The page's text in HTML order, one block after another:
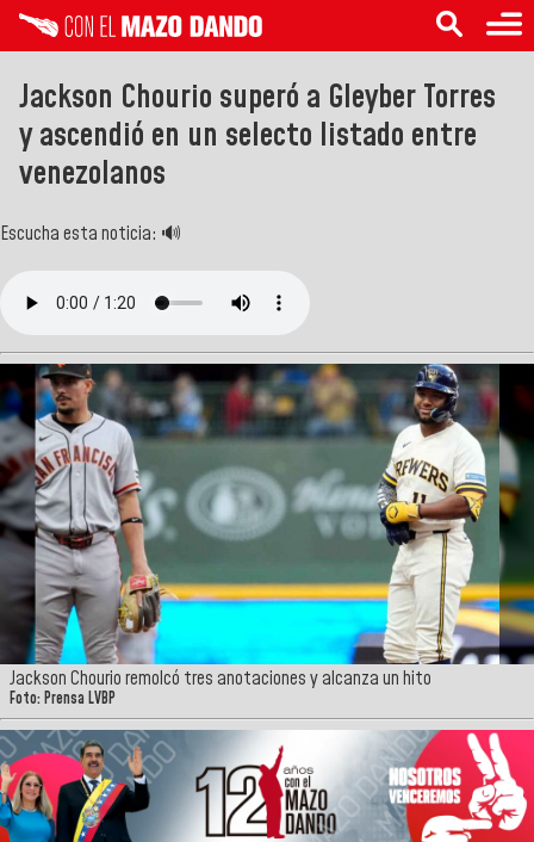
Jackson Chourio superó a Gleyber Torres
y ascendió en un selecto listado entre
venezolanos
Escucha esta noticia: 🔊
Jackson Chourio remolcó tres anotaciones y alcanza un hito
Foto: Prensa LVBP